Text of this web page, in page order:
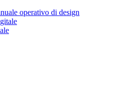
operativo di design